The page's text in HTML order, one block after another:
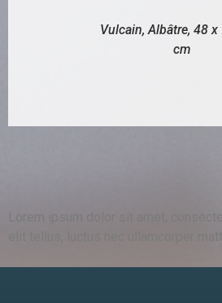
Vulcain, Albâtre, 48
cm
Lorem ipsum dolor sit amet,
elit tellus, luctus nec ullamcorper